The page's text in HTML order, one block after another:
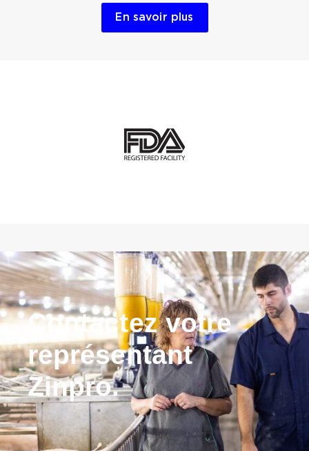
En savoir plus
Contactez votre
représentant
Zinpro.